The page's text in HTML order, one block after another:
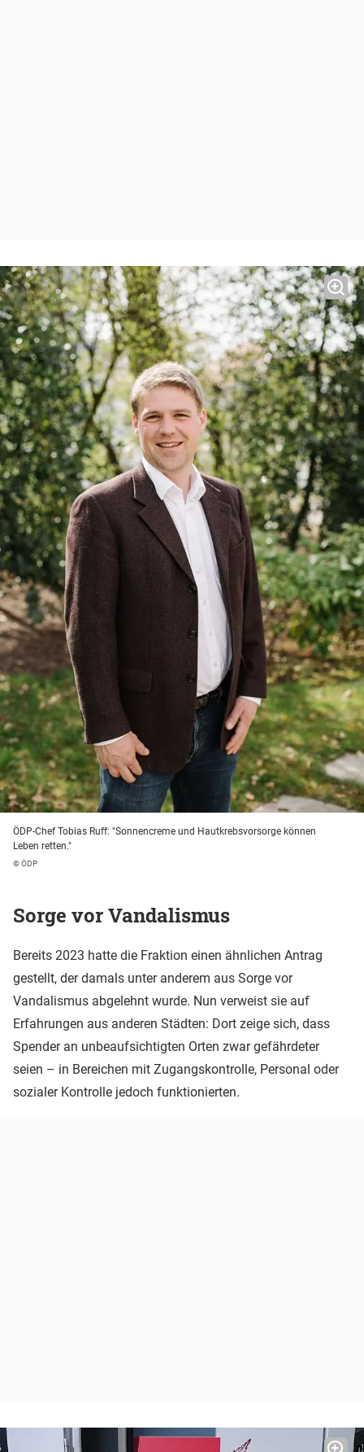
ÖDP-Chef Tobias Ruff: "Sonnencreme und Hautkrebsvorsorge können
Leben retten."
© ÖDP
Sorge vor Vandalismus
Bereits 2023 hatte die Fraktion einen ähnlichen Antrag
gestellt, der damals unter anderem aus Sorge vor
Vandalismus abgelehnt wurde. Nun verweist sie auf
Erfahrungen aus anderen Städten: Dort zeige sich, dass
Spender an unbeaufsichtigten Orten zwar gefährdeter
seien – in Bereichen mit Zugangskontrolle, Personal oder
sozialer Kontrolle jedoch funktionierten.